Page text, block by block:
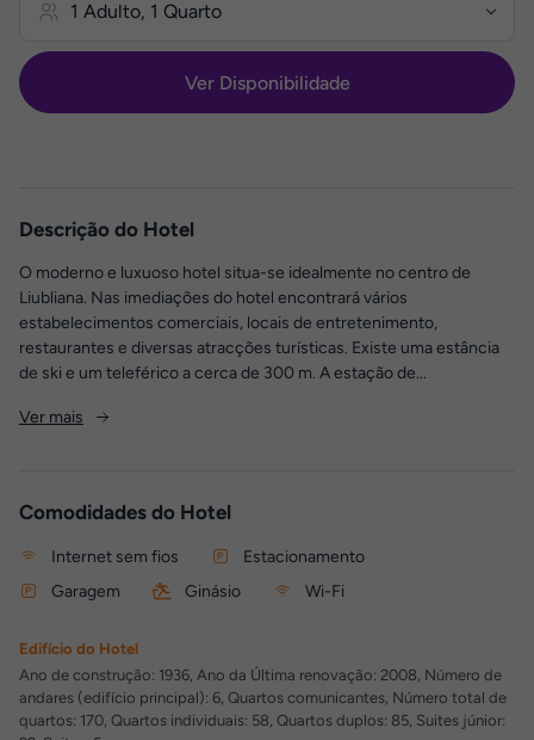
Ver Disponibilidade
Descrição do Hotel
O moderno e luxuoso hotel situa-se idealmente no centro de
Liubliana. Nas imediações do hotel encontrará vários
estabelecimentos comerciais, locais de entretenimento,
restaurantes e diversas atracções turísticas. Existe uma estância
de ski e um teleférico a cerca de 300 m. A estação de...
Ver mais
Comodidades do Hotel
Internet sem fios
Estacionamento
Garagem
Ginásio Wi-Fi
Edifício do Hotel
Ano de construção: 1936, Ano da Última renovação: 2008, Número de
andares (edifício principal): 6, Quartos comunicantes, Número total de
quartos: 170, Quartos individuais: 58, Quartos duplos: 85, Suites júnior: